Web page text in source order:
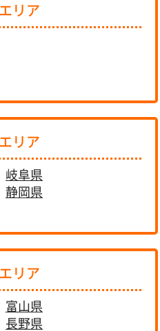
リア
リア
岐阜県
静岡県
リア
富山県
長野県